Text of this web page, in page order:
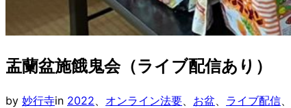
盂蘭盆施餓鬼会（ライブ配信あり）
by 妙行寺in 2022 オンライン法要 お盆 ライブ配信